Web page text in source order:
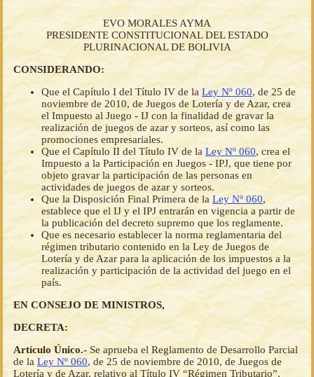
EVO MORALES AYMA
PRESIDENTE CONSTITUCIONAL DEL ESTADO
PLURINACIONAL DE BOLIVIA
CONSIDERANDO:
Que el Capítulo I del Título IV de la Ley Nº 060, de 25 de
noviembre de 2010, de Juegos de Lotería y de Azar, crea
el Impuesto al Juego - IJ con la finalidad de gravar la
realización de juegos de azar y sorteos, así como las
promociones empresariales.
Que el Capítulo II del Título IV de la Ley Nº 060, crea el
Impuesto a la Participación en Juegos - IPJ, que tiene por
objeto gravar la participación de las personas en
actividades de juegos de azar y sorteos.
Que la Disposición Final Primera de la Ley Nº 060,
establece que el IJ y el IPJ entrarán en vigencia a partir de
la publicación del decreto supremo que los reglamente.
Que es necesario establecer la norma reglamentaria del
régimen tributario contenido en la Ley de Juegos de
Lotería y de Azar para la aplicación de los impuestos a la
realización y participación de la actividad del juego en el
país.
EN CONSEJO DE MINISTROS,
DECRETA:
Artículo Único.- Se aprueba el Reglamento de Desarrollo Parcial
de la Ley Nº 060, de 25 de noviembre de 2010, de Juegos de
Lotería y de Azar, relativo al Título IV “Régimen Tributario”,